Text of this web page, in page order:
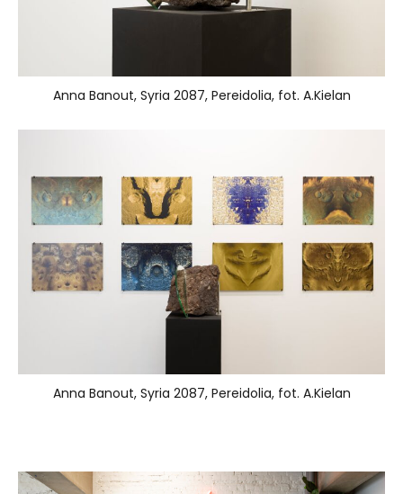
Anna Banout, Syria 2087, Pereidolia, fot. A.Kielan
Anna Banout, Syria 2087, Pereidolia, fot. A.Kielan